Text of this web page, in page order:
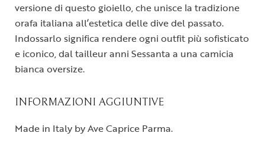
versione di questo gioiello, che unisce la tradizione
orafa italiana all’estetica delle dive del passato.
Indossarlo significa rendere ogni outfit più sofisticato
e iconico, dal tailleur anni Sessanta a una camicia
bianca oversize.
INFORMAZIONI AGGIUNTIVE
Made in Italy by Ave Caprice Parma.